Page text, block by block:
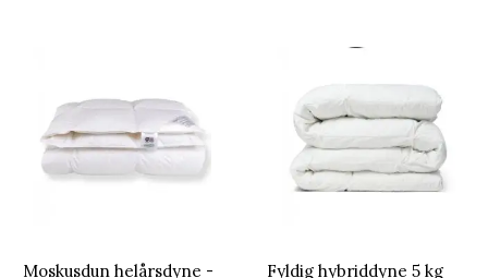
Moskusdun helårsdyne -
Fyldig hybriddyne 5 kg